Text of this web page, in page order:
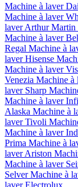
Machine à laver
Machine à laver
laver Arthur Martin
Machine à laver
Regal Machine à
laver Hisense
Machine à laver
Venezia Machine à
laver Sharp
Machine à laver
Alaska Machine à
laver Tivoli
Machine à laver
Prima Machine à
laver Ariston
Machine à laver
SelverMachine à
laver Electrolux